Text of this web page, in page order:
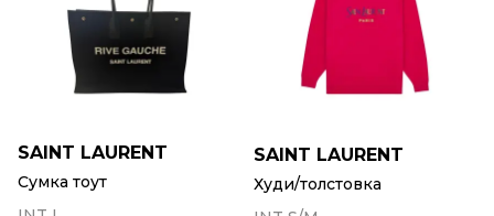
SAINT LAURENT
Сумка тоут
SAINT LAURENT
Худи/толстовка